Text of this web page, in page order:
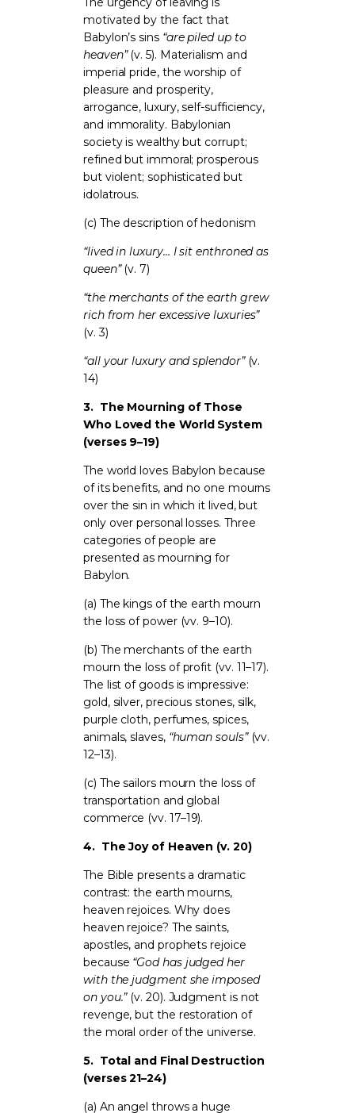
motivated by the fact that
Babylon’s sins “are piled up to
heaven”(v. 5). Materialism and
imperial pride, the worship of
pleasure and prosperity,
arrogance, luxury, self-sufficiency,
and immorality. Babylonian
society is wealthy but corrupt;
refined but immoral; prosperous
but violent; sophisticated but
idolatrous.
(c) The description of hedonism
“lived in luxury… I sit enthroned as
queen”(v. 7)
“the merchants of the earth grew
rich from her excessive luxuries”
(v. 3)
“all your luxury and splendor”(v.
14)
3. The Mourning of Those
Who Loved the World System
(verses 9–19)
The world loves Babylon because
of its benefits, and no one mourns
over the sin in which it lived, but
only over personal losses. Three
categories of people are
presented as mourning for
Babylon.
(a) The kings of the earth mourn
the loss of power (vv. 9–10).
(b) The merchants of the earth
mourn the loss of profit (vv. 11–17).
The list of goods is impressive:
gold, silver, precious stones, silk,
purple cloth, perfumes, spices,
animals, slaves, “human souls”(vv.
12–13).
(c) The sailors mourn the loss of
transportation and global
commerce (vv. 17–19).
4. The Joy of Heaven (v. 20)
The Bible presents a dramatic
contrast: the earth mourns,
heaven rejoices. Why does
heaven rejoice? The saints,
apostles, and prophets rejoice
because “God has judged her
with the judgment she imposed
on you.”(v. 20). Judgment is not
revenge, but the restoration of
the moral order of the universe.
5. Total and Final Destruction
(verses 21–24)
(a) An angel throws a huge